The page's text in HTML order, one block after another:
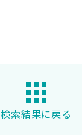
検索結果に戻る